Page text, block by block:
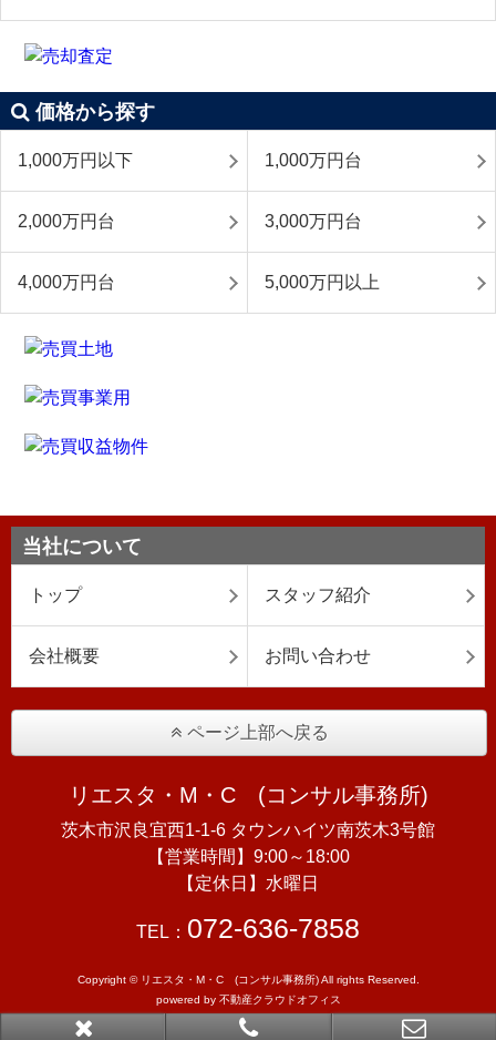
価格から探す
1,000万円以下 1,000万円台
2,000万円台 3,000万円台
4,000万円台 5,000万円以上
当社について
トップ スタッフ紹介
会社概要 お問い合わせ
ページ上部へ戻る
リエスタ・M・C (コンサル事務所)
茨木市沢良宜西1-1-6 タウンハイツ南茨木3号館
【営業時間】9:00～18:00
【定休日】水曜日
TEL： 072-636-7858
Copyright © リエスタ・M・C (コンサル事務所) All rights Reserved.
powered by 不動産クラウドオフィス